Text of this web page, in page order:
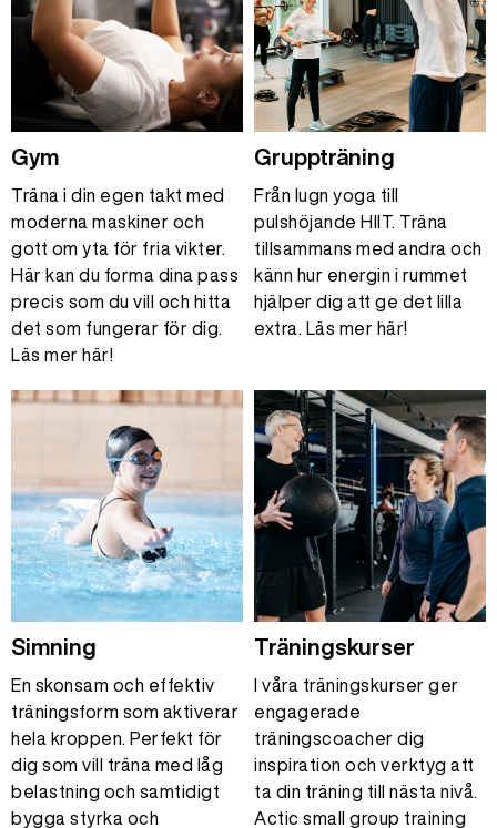
Gym
Träna i din egen takt med
moderna maskiner och
gott om yta för fria vikter.
Här kan du forma dina pass
precis som du vill och hitta
det som fungerar för dig.
Läs mer här!
Gruppträning
Från lugn yoga till
pulshöjande HIIT. Träna
tillsammans med andra och
känn hur energin i rummet
hjälper dig att ge det lilla
extra. Läs mer här!
Simning
En skonsam och effektiv
träningsform som aktiverar
hela kroppen. Perfekt för
dig som vill träna med låg
belastning och samtidigt
bygga styrka och
Träningskurser
I våra träningskurser ger
engagerade
träningscoacher dig
inspiration och verktyg att
ta din träning till nästa nivå.
Actic small group training